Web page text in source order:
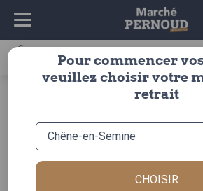
Recherche
fruits & légumes> fruits>
Pour commencer
veuillez choisir votre
retrait
CHOISIR